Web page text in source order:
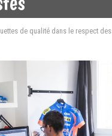
de qualité dans le respect des